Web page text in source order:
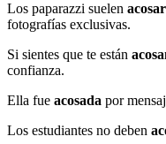
Los paparazzi suelen acosar
fotografías exclusivas.
Si sientes que te están
confianza.
Ella fue acosada por
Los estudiantes no deben